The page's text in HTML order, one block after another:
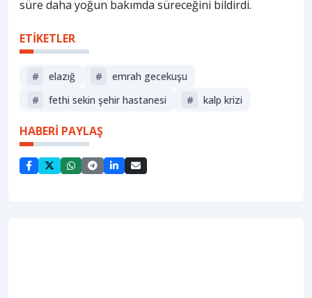
süre daha yoğun bakımda süreceğini bildirdi.
ETİKETLER
# elazığ #
emrah gecekuşu
#
fethi sekin şehir hastanesi # kalp krizi
HABERİ PAYLAŞ